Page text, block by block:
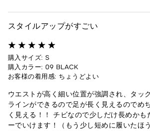
スタイルアップがすごい
購入サイズ: S
購入カラー: 09 BLACK
お客様の着用感: ちょうどよい
ウエストが高く細い位置が強調され、タッ
ラインができるので足が長く見えるのでめ
く見える！！ チビなので少しだけ長めかも
ーでいけます！（もう少し短めに履いたほ